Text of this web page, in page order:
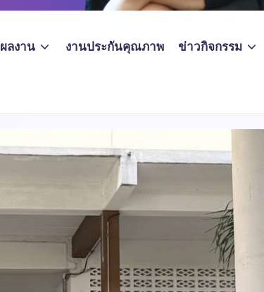
ผลงาน งานประกันคุณภาพ ข่าวกิจกรรม